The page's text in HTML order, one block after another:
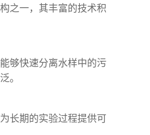
之一，其丰富的技术积
够快速分离水样中的污
。
长期的实验过程提供可